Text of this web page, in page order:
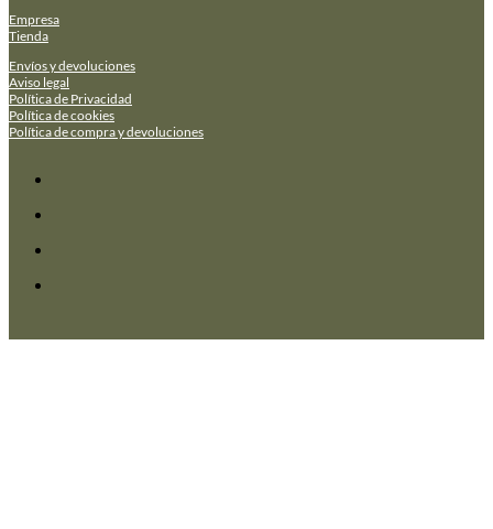
Empresa
Tienda
Envíos y devoluciones
Aviso legal
Política de Privacidad
Política de cookies
Política de compra y devoluciones